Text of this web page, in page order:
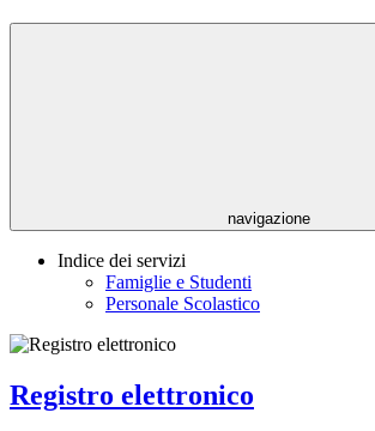
navigazione
Indice dei servizi
Famiglie e Studenti
Personale Scolastico
Registro elettronico